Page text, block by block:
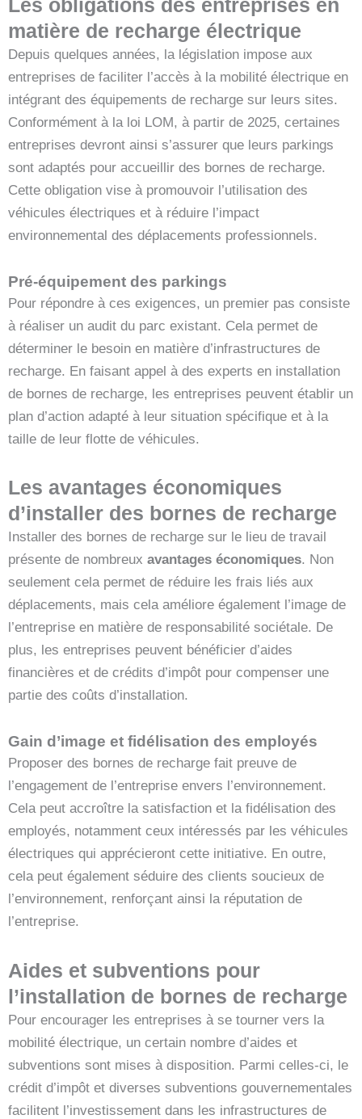
Les obligations des entreprises en
matière de recharge électrique
Depuis quelques années, la législation impose aux
entreprises de faciliter l’accès à la mobilité électrique en
intégrant des équipements de recharge sur leurs sites.
Conformément à la loi LOM, à partir de 2025, certaines
entreprises devront ainsi s’assurer que leurs parkings
sont adaptés pour accueillir des bornes de recharge.
Cette obligation vise à promouvoir l’utilisation des
véhicules électriques et à réduire l’impact
environnemental des déplacements professionnels.
Pré-équipement des parkings
Pour répondre à ces exigences, un premier pas consiste
à réaliser un audit du parc existant. Cela permet de
déterminer le besoin en matière d’infrastructures de
recharge. En faisant appel à des experts en installation
de bornes de recharge, les entreprises peuvent établir un
plan d’action adapté à leur situation spécifique et à la
taille de leur flotte de véhicules.
Les avantages économiques
d’installer des bornes de recharge
Installer des bornes de recharge sur le lieu de travail
présente de nombreux avantages économiques. Non
seulement cela permet de réduire les frais liés aux
déplacements, mais cela améliore également l’image de
l’entreprise en matière de responsabilité sociétale. De
plus, les entreprises peuvent bénéficier d’aides
financières et de crédits d’impôt pour compenser une
partie des coûts d’installation.
Gain d’image et fidélisation des employés
Proposer des bornes de recharge fait preuve de
l’engagement de l’entreprise envers l’environnement.
Cela peut accroître la satisfaction et la fidélisation des
employés, notamment ceux intéressés par les véhicules
électriques qui apprécieront cette initiative. En outre,
cela peut également séduire des clients soucieux de
l’environnement, renforçant ainsi la réputation de
l’entreprise.
Aides et subventions pour
l’installation de bornes de recharge
Pour encourager les entreprises à se tourner vers la
mobilité électrique, un certain nombre d’aides et
subventions sont mises à disposition. Parmi celles-ci, le
crédit d’impôt et diverses subventions gouvernementales
facilitent l’investissement dans les infrastructures de